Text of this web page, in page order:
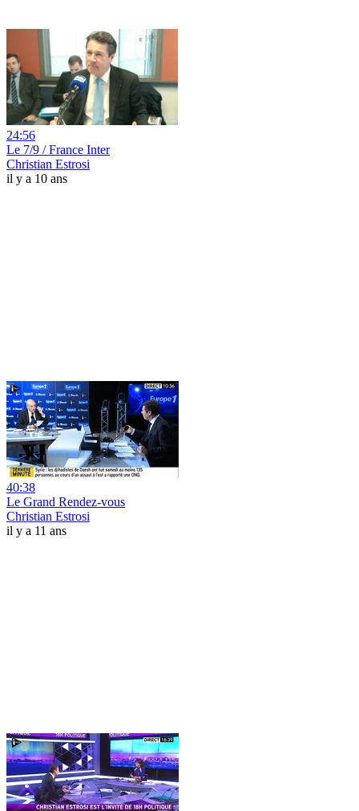
24:56
Le 7/9 / France Inter
Christian Estrosi
il y a 10 ans
40:38
Le Grand Rendez-vous
Christian Estrosi
il y a 11 ans